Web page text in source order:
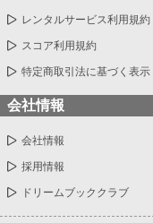
レンタルサービス利用規約
スコア利用規約
特定商取引法に基づく表示
会社情報
会社情報
採用情報
ドリームブッククラブ